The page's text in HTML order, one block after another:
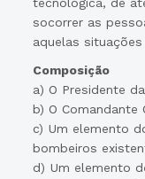
socorrer as
aquelas
Composição
a) O Presidente
b) O Comandante
c) Um elemento
bombeiros
d) Um elemento